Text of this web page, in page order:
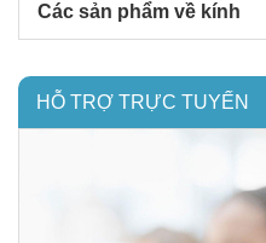
Các sản phẩm về kính
HỖ TRỢ TRỰC TUYẾN